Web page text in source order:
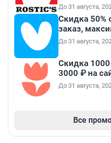
До 31 августа,
Скидка 50%
заказ,
До 31 августа,
Скидка
3000 ₽ на
До 31 августа,
Все